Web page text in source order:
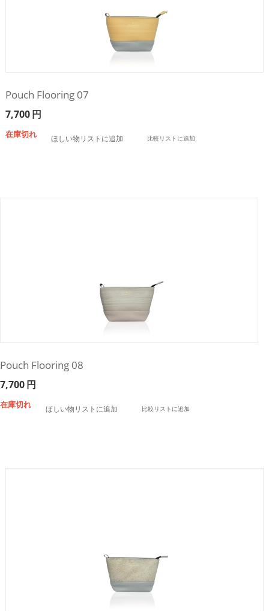
Pouch Flooring 07
7,700円
在庫切れ ほしい物リストに追加 比較リストに追加
Pouch Flooring 08
7,700円
在庫切れ ほしい物リストに追加 比較リストに追加